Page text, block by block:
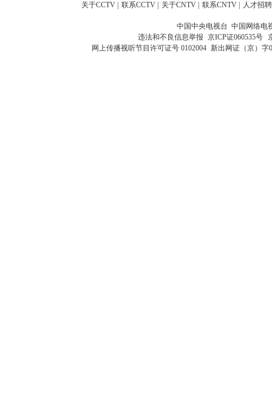
关于CCTV 联系CCTV 关于CNTV 联系CNTV 人才招聘
中国中央电视台 中国网络电
违法和不良信息举报 京ICP证060535号
网上传播视听节目许可证号 0102004 新出网证（京）